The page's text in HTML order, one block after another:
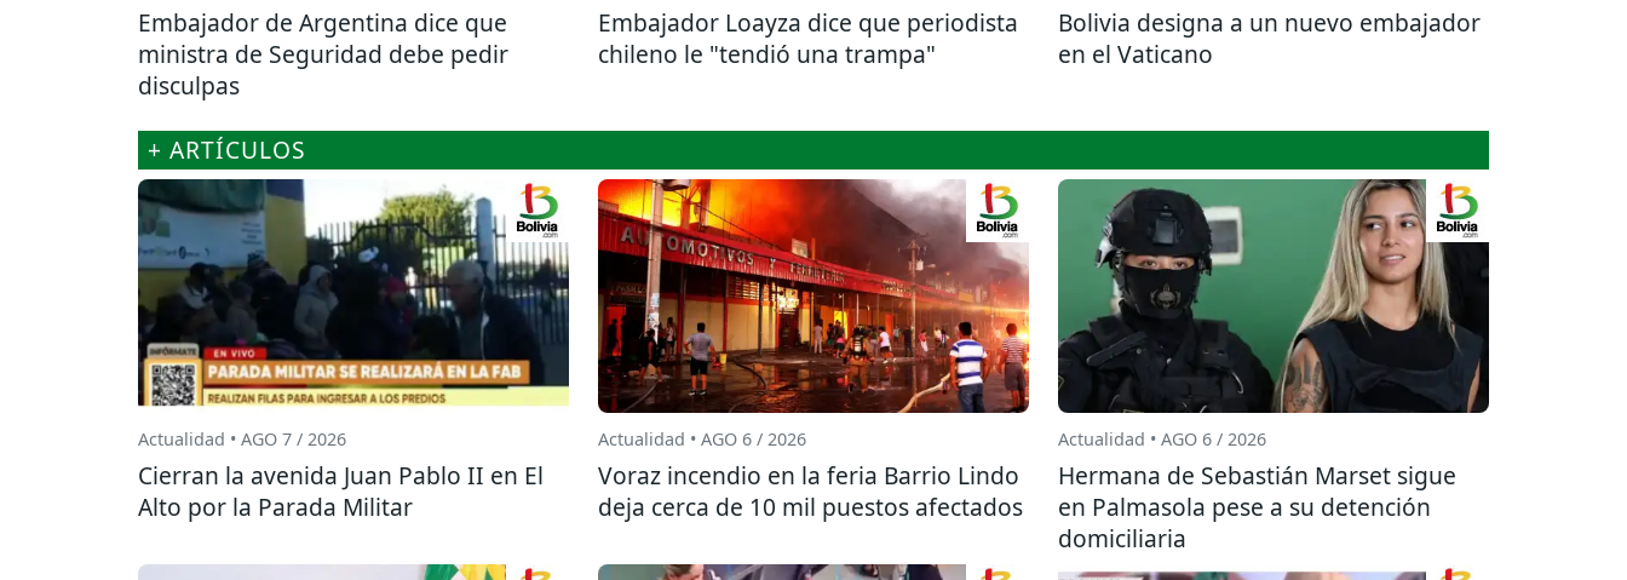
Embajador de Argentina dice que
ministra de Seguridad debe pedir
disculpas
Embajador Loayza dice que periodista
chileno le "tendió una trampa"
Bolivia designa a un nuevo embajador
en el Vaticano
+ ARTÍCULOS
Actualidad • AGO 7 / 2026
Cierran la avenida Juan Pablo II en El
Alto por la Parada Militar
Actualidad • AGO 6 / 2026
Voraz incendio en la feria Barrio Lindo
deja cerca de 10 mil puestos afectados
Actualidad • AGO 6 / 2026
Hermana de Sebastián Marset sigue
en Palmasola pese a su detención
domiciliaria